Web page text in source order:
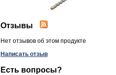
Отзывы
Нет отзывов об этом продукте
Написать отзыв
Есть вопросы?